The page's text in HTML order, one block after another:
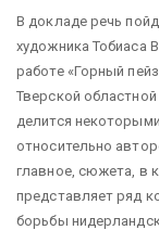
В докладе речь
художника Тобиаса
работе «Горный
Тверской
делится
относительно
главное, сюжета, в
представляет ряд
борьбы